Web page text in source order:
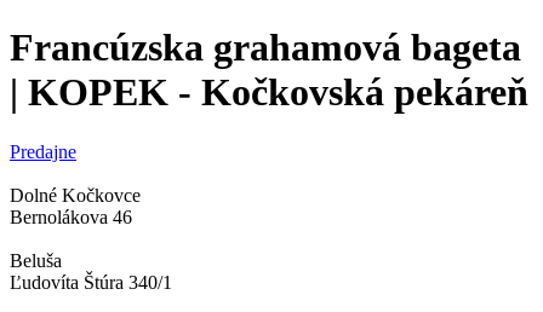
Francúzska grahamová bageta
| KOPEK - Kočkovská pekáreň
Predajne
Dolné Kočkovce
Bernolákova 46
Beluša
Ľudovíta Štúra 340/1